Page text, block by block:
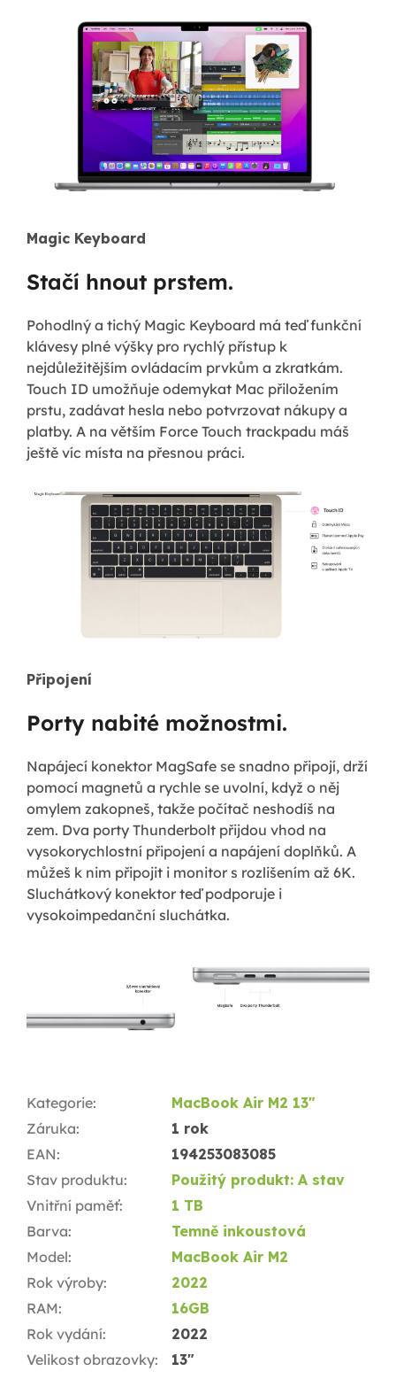
Magic Keyboard
Stačí hnout prstem.
Pohodlný a tichý Magic Keyboard má teď funkční
klávesy plné výšky pro rychlý přístup k
nejdůležitějším ovládacím prvkům a zkratkám.
Touch ID umožňuje odemykat Mac přiložením
prstu, zadávat hesla nebo potvrzovat nákupy a
platby. A na větším Force Touch trackpadu máš
ještě víc místa na přesnou práci.
Připojení
Porty nabité možnostmi.
Napájecí konektor MagSafe se snadno připojí, drží
pomocí magnetů a rychle se uvolní, když o něj
omylem zakopneš, takže počítač neshodíš na
zem. Dva porty Thunderbolt přijdou vhod na
vysokorychlostní připojení a napájení doplňků. A
můžeš k nim připojit i monitor s rozlišením až 6K.
Sluchátkový konektor teď podporuje i
vysokoimpedanční sluchátka.
Kategorie:
MacBook Air M2 13"
Záruka:
1 rok
EAN:
194253083085
Stav produktu:
Použitý produkt: A stav
Vnitřní paměť:
1 TB
Barva:
Temně inkoustová
Model:
MacBook Air M2
Rok výroby:
2022
RAM:
16GB
Rok vydání:
2022
Velikost obrazovky:
13"